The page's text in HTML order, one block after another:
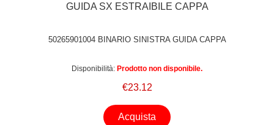
GUIDA SX ESTRAIBILE CAPPA
50265901004 BINARIO SINISTRA GUIDA CAPPA
Disponibilità: Prodotto non disponibile.
€23.12
Acquista